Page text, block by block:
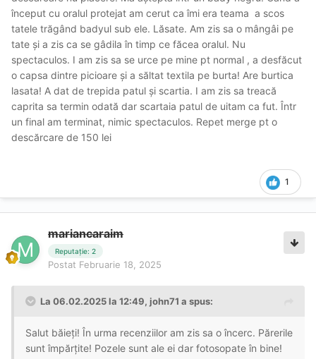
început cu oralul protejat am cerut ca îmi era teama a scos
tatele trăgând badyul sub ele. Lăsate. Am zis sa o mângâi pe
tate și a zis ca se gâdila în timp ce făcea oralul. Nu
spectaculos. I am zis sa se urce pe mine pt normal , a desfăcut
o capsa dintre picioare și a săltat textila pe burta! Are burtica
lasata! A dat de trepida patul și scartia. I am zis sa treacă
caprita sa termin odată dar scartaia patul de uitam ca fut. Într
un final am terminat, nimic spectaculos. Repet merge pt o
descărcare de 150 lei
1
mariancaraim
Reputație: 2
Postat Februarie 18, 2025
La 06.02.2025 la 12:49, john71 a spus:
Salut băieți! În urma recenziilor am zis sa o încerc. Părerile
sunt împărțite! Pozele sunt ale ei dar fotosopate în bine!